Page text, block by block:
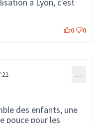
0 0
…
des enfants, une
pouce pour les